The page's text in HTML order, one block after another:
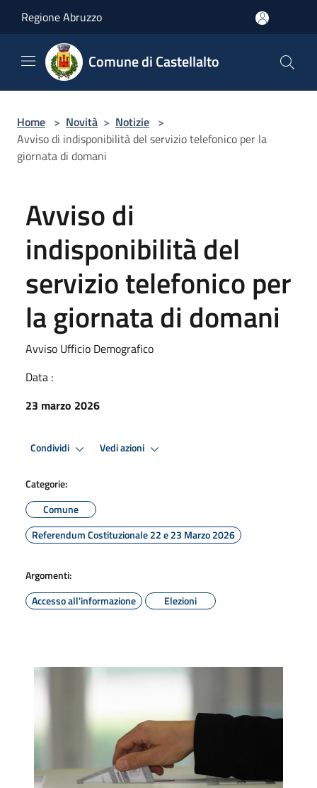
Regione Abruzzo
Comune di Castellalto
Home > Novità > Notizie >
Avviso di indisponibilità del servizio telefonico per la
giornata di domani
Avviso di
indisponibilità del
servizio telefonico per
la giornata di domani
Avviso Ufficio Demografico
Data :
23 marzo 2026
Condividi Vedi azioni
Categorie:
Comune
Referendum Costituzionale 22 e 23 Marzo 2026
Argomenti:
Accesso all'informazione
Elezioni